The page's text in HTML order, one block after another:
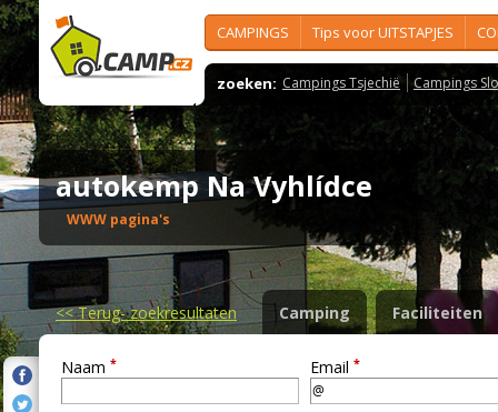
CAMPINGS Tips voor UITSTAPJES
zoeken: Campings Tsjechië Campings
autokemp Na Vyhlídce
WWW pagina's
<<Terug- zoekresultaten Camping Faciliteiten
Naam * Email *